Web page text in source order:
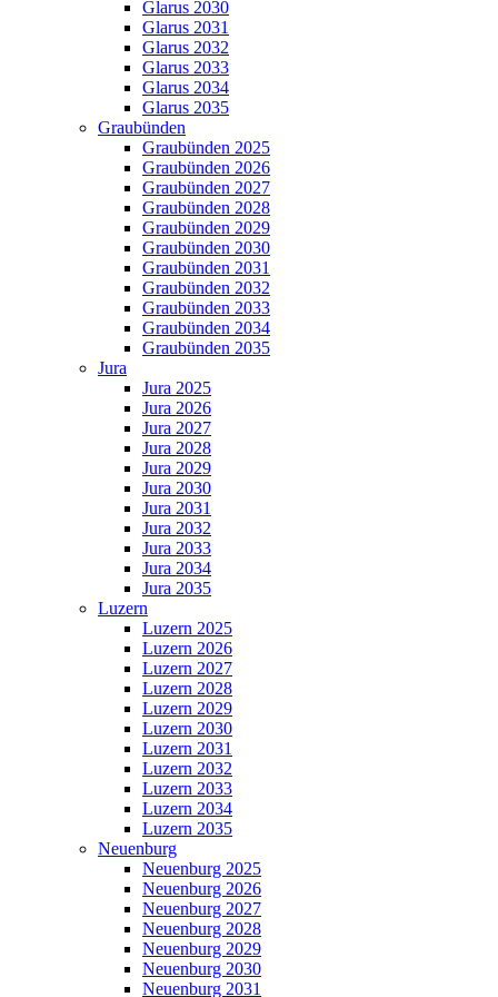
Glarus 2030
Glarus 2031
Glarus 2032
Glarus 2033
Glarus 2034
Glarus 2035
Graubünden
Graubünden 2025
Graubünden 2026
Graubünden 2027
Graubünden 2028
Graubünden 2029
Graubünden 2030
Graubünden 2031
Graubünden 2032
Graubünden 2033
Graubünden 2034
Graubünden 2035
Jura
Jura 2025
Jura 2026
Jura 2027
Jura 2028
Jura 2029
Jura 2030
Jura 2031
Jura 2032
Jura 2033
Jura 2034
Jura 2035
Luzern
Luzern 2025
Luzern 2026
Luzern 2027
Luzern 2028
Luzern 2029
Luzern 2030
Luzern 2031
Luzern 2032
Luzern 2033
Luzern 2034
Luzern 2035
Neuenburg
Neuenburg 2025
Neuenburg 2026
Neuenburg 2027
Neuenburg 2028
Neuenburg 2029
Neuenburg 2030
Neuenburg 2031